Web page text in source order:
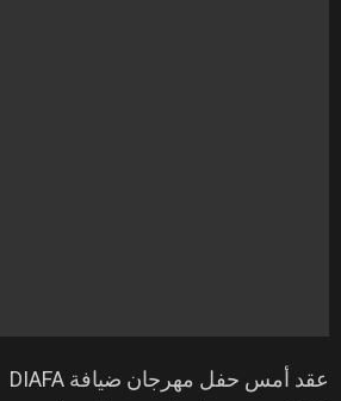
عقد أمس حفل مهرجان ضيافة DIAFA